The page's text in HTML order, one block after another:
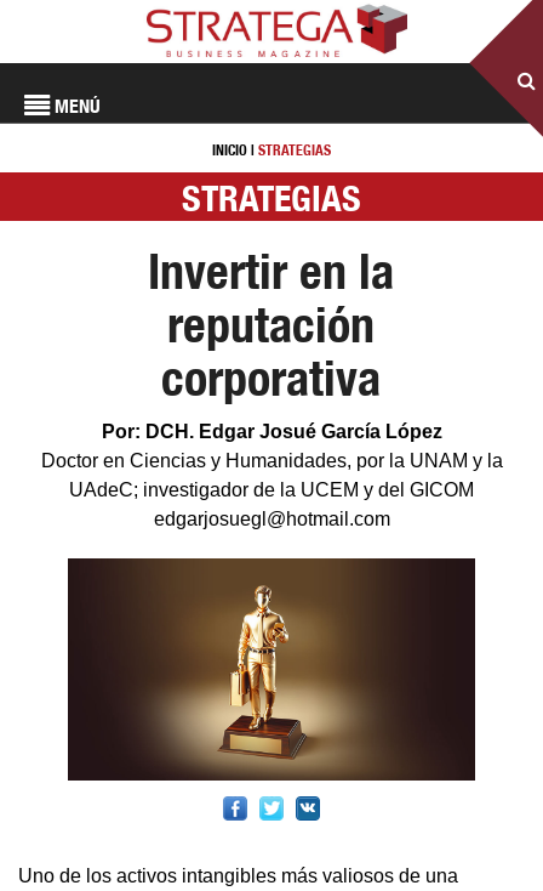
MENÚ
INICIO | STRATEGIAS
STRATEGIAS
Invertir en la
reputación
corporativa
Por: DCH. Edgar Josué García López
Doctor en Ciencias y Humanidades, por la UNAM y la
UAdeC; investigador de la UCEM y del GICOM
edgarjosuegl@hotmail.com
Uno de los activos intangibles más valiosos de una